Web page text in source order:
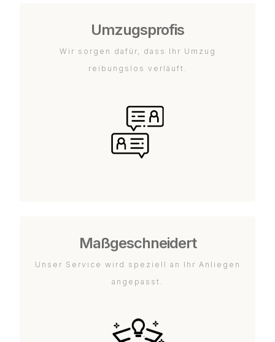
Umzugsprofis
Wir sorgen dafür, dass Ihr Umzug
reibungslos verläuft.
Maßgeschneidert
Unser Service wird speziell an Ihr Anliegen
angepasst.